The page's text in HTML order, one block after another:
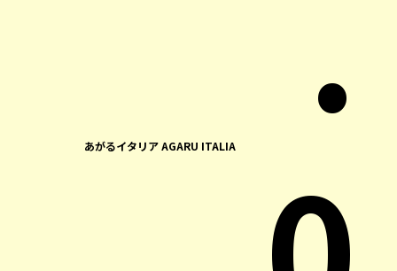
あがるイタリア AGARU ITALIA